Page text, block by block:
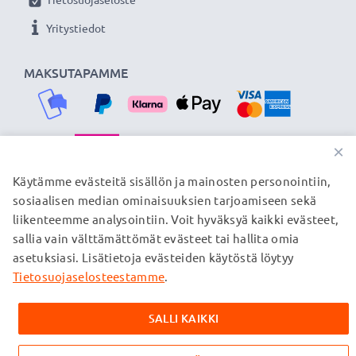
MAKSUTAPAMME
Yritystiedot
TOIMITUSKUMPPANIMME
© subtel.fi 2026
Kaikki hinnat sisältävät arvonlisäveron, mutta ei
toimituskuluja. Kaikki sivuillamme mainitut tavaramerkit ovat
verkkosivuillamme ainoastaan tuotteitamme koskevan
×
Käytämme evästeitä sisällön ja mainosten personointiin,
sosiaalisen median ominaisuuksien tarjoamiseen sekä
liikenteemme analysointiin. Voit hyväksyä kaikki evästeet,
sallia vain välttämättömät evästeet tai hallita omia
asetuksiasi. Lisätietoja evästeiden käytöstä löytyy
Tietosuojaselosteestamme.
SALLI KAIKKI